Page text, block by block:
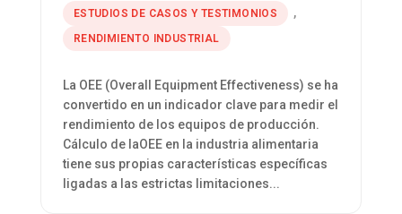
ESTUDIOS DE CASOS Y TESTIMONIOS ,
RENDIMIENTO INDUSTRIAL
La OEE (Overall Equipment Effectiveness) se ha
convertido en un indicador clave para medir el
rendimiento de los equipos de producción.
Cálculo de laOEE en la industria alimentaria
tiene sus propias características específicas
ligadas a las estrictas limitaciones...